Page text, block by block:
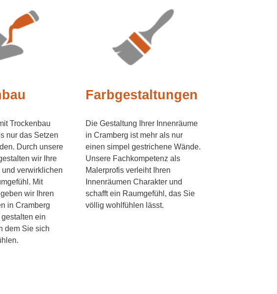
Trockenbau
nur das Setzen
Durch unsere
wir Ihre
und verwirklichen
Mit
wir Ihren
in Cramberg
ein
dem Sie sich
Farbgestaltungen
Die Gestaltung Ihrer Innenräume
in Cramberg ist mehr als nur
einen simpel gestrichene Wände.
Unsere Fachkompetenz als
Malerprofis verleiht Ihren
Innenräumen Charakter und
schafft ein Raumgefühl, das Sie
völlig wohlfühlen lässt.